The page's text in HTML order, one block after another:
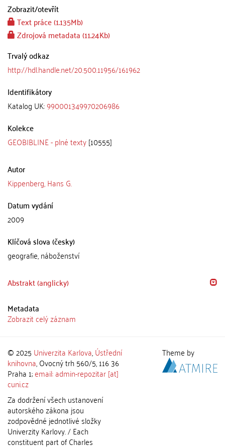
Zobrazit/otevřít
Text práce (1.135Mb)
Zdrojová metadata (11.24Kb)
Trvalý odkaz
http://hdl.handle.net/20.500.11956/161962
Identifikátory
Katalog UK:990001349970206986
Kolekce
GEOBIBLINE - plné texty[10555]
Autor
Kippenberg, Hans G.
Datum vydání
2009
Klíčová slova (česky)
geografie, náboženství
Abstrakt (anglicky)
Metadata
Zobrazit celý záznam
© 2025 Univerzita Karlova,Ústřední
knihovna, Ovocný trh 560/5, 116 36
Praha 1;email: admin-repozitar [at]
cuni.cz
Za dodržení všech ustanovení
autorského zákona jsou
zodpovědné jednotlivé složky
Univerzity Karlovy. / Each
constituent part of Charles
Theme by